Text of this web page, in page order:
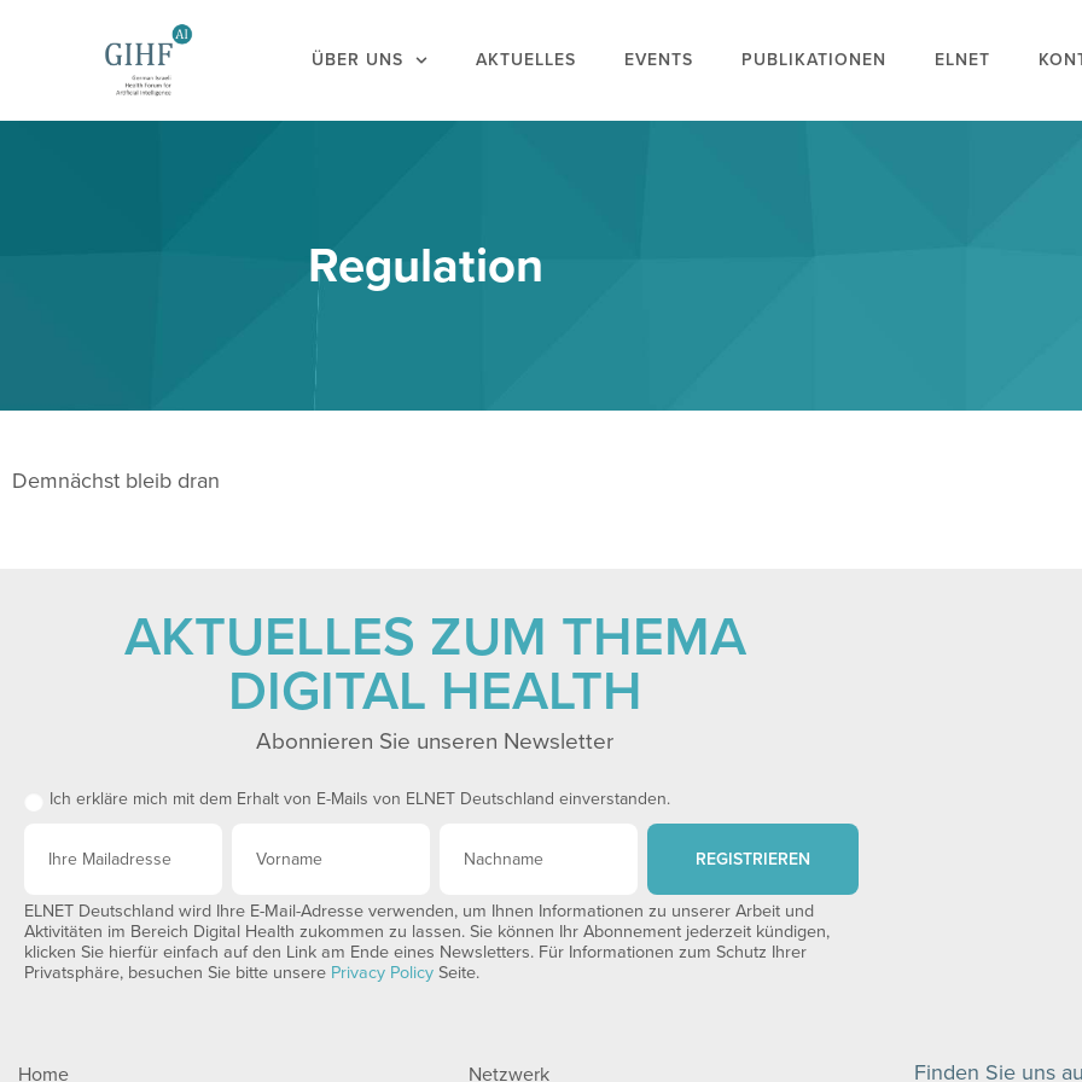
ÜBER UNS AKTUELLES EVENTS PUBLIKATIONEN ELNET
Regulation
Demnächst bleib dran
AKTUELLES ZUM THEMA
DIGITAL HEALTH
Abonnieren Sie unseren Newsletter
Ich erkläre mich mit dem Erhalt von E-Mails von ELNET Deutschland einverstanden.
REGISTRIEREN
ELNET Deutschland wird Ihre E-Mail-Adresse verwenden, um Ihnen Informationen zu unserer Arbeit und
Aktivitäten im Bereich Digital Health zukommen zu lassen. Sie können Ihr Abonnement jederzeit kündigen,
klicken Sie hierfür einfach auf den Link am Ende eines Newsletters. Für Informationen zum Schutz Ihrer
Privatsphäre, besuchen Sie bitte unsere Privacy Policy Seite.
Home Netzwerk Finden Sie uns